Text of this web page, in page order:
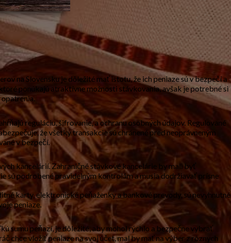
na Slovensku je dôležité mať istotu, že ich peniaze sú v bezpečí a
ponúkajú atraktívne možnosti stávkovania, avšak je potrebné si
reguláciu, šifrovanie, a ochranu osobných údajov. Regulované
že všetky transakcie sú chránené pred neoprávneným
v bezpečí.
kancelárií. Zahraničné stávkové kancelárie by mali byť
sú podrobené pravidelným kontrolám a musia dodržiavať prísne
karty, elektronické peňaženky a bankové prevody, sú nevyhnutné
peniaze.
sumu peňazí, je dôležité, aby mohol rýchlo a bezpečne vybrať
chce vložiť peniaze na svoj účet, mal by mať na výber z rôznych